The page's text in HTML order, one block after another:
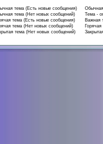
тема (Есть новые сообщения)
тема (Нет новых сообщений)
Тема -
тема (Есть новые сообщения)
Важная
тема (Нет новых сообщений)
Горячая
тема (Нет новых сообщений)